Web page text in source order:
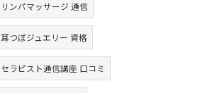
リンパマッサージ 通信
耳つぼジュエリー 資格
セラピスト通信講座 口コミ